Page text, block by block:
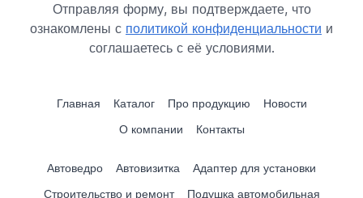
Отправляя форму, вы подтверждаете, что
ознакомлены с политикой конфиденциальности и
соглашаетесь с её условиями.
Главная Каталог Про продукцию
Новости
О компании
Контакты
Автоведро Автовизитка
Адаптер для установки
Строительство и ремонт
Подушка автомобильная